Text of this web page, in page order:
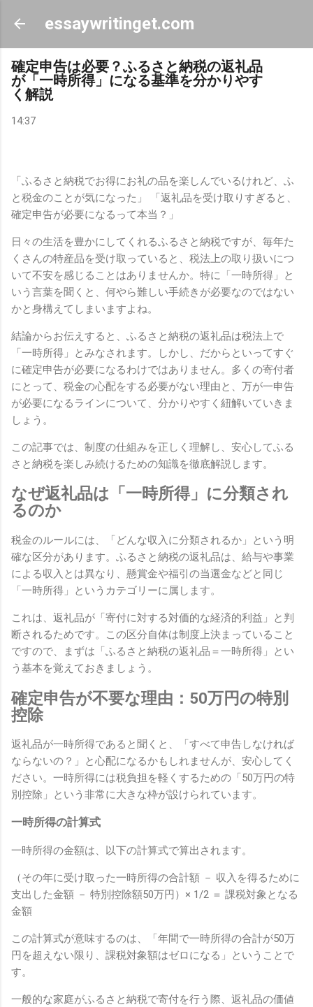
スキップしてメイン コンテンツに移動
essaywritinget.com
確定申告は必要？ふるさと納税の返礼品
が「一時所得」になる基準を分かりやす
く解説
14:37
「ふるさと納税でお得にお礼の品を楽しんでいるけれど、ふ
と税金のことが気になった」 「返礼品を受け取りすぎると、
確定申告が必要になるって本当？」
日々の生活を豊かにしてくれるふるさと納税ですが、毎年た
くさんの特産品を受け取っていると、税法上の取り扱いにつ
いて不安を感じることはありませんか。特に「一時所得」と
いう言葉を聞くと、何やら難しい手続きが必要なのではない
かと身構えてしまいますよね。
結論からお伝えすると、ふるさと納税の返礼品は税法上で
「一時所得」とみなされます。しかし、だからといってすぐ
に確定申告が必要になるわけではありません。多くの寄付者
にとって、税金の心配をする必要がない理由と、万が一申告
が必要になるラインについて、分かりやすく紐解いていきま
しょう。
この記事では、制度の仕組みを正しく理解し、安心してふる
さと納税を楽しみ続けるための知識を徹底解説します。
なぜ返礼品は「一時所得」に分類され
るのか
税金のルールには、「どんな収入に分類されるか」という明
確な区分があります。ふるさと納税の返礼品は、給与や事業
による収入とは異なり、懸賞金や福引の当選金などと同じ
「一時所得」というカテゴリーに属します。
これは、返礼品が「寄付に対する対価的な経済的利益」と判
断されるためです。この区分自体は制度上決まっていること
ですので、まずは「ふるさと納税の返礼品＝一時所得」とい
う基本を覚えておきましょう。
確定申告が不要な理由：50万円の特別
控除
返礼品が一時所得であると聞くと、「すべて申告しなければ
ならないの？」と心配になるかもしれませんが、安心してく
ださい。一時所得には税負担を軽くするための「50万円の特
別控除」という非常に大きな枠が設けられています。
一時所得の計算式
一時所得の金額は、以下の計算式で算出されます。
（その年に受け取った一時所得の合計額 － 収入を得るために
支出した金額 － 特別控除額50万円）× 1/2 ＝ 課税対象となる
金額
この計算式が意味するのは、「年間で一時所得の合計が50万
円を超えない限り、課税対象額はゼロになる」ということで
す。
一般的な家庭がふるさと納税で寄付を行う際、返礼品の価値